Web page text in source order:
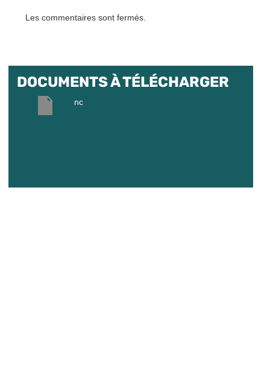
Les commentaires sont fermés.
DOCUMENTS À TÉLÉCHARGER
nc